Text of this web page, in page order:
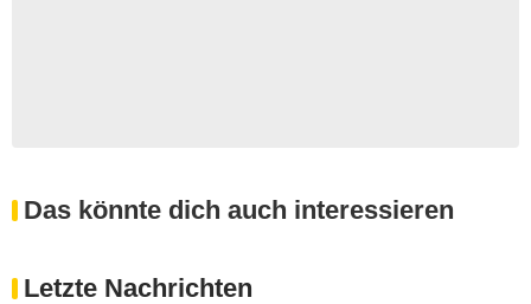
Das könnte dich auch interessieren
Letzte Nachrichten